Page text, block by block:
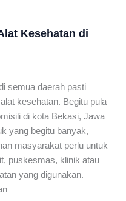
Kesehatan di
semua daerah pasti
kesehatan. Begitu pula
di kota Bekasi, Jawa
yang begitu banyak,
masyarakat perlu untuk
puskesmas, klinik atau
yang digunakan.